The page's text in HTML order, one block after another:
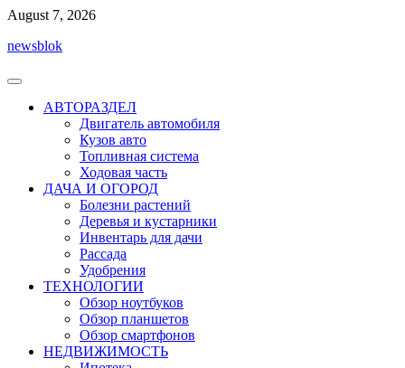
Перейти
содержимому
August 7, 2026
newsblok
АВТОРАЗДЕЛ
Двигатель автомобиля
Кузов авто
Топливная система
Ходовая часть
ДАЧА И ОГОРОД
Болезни растений
Деревья и кустарники
Инвентарь для дачи
Рассада
Удобрения
ТЕХНОЛОГИИ
Обзор ноутбуков
Обзор планшетов
Обзор смартфонов
НЕДВИЖИМОСТЬ